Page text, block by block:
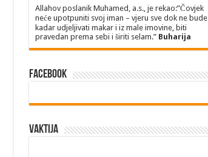
Allahov poslanik Muhamed, a.s., je rekao:”Čovjek
neće upotpuniti svoj iman – vjeru sve dok ne bude
kadar udjeljivati makar i iz male imovine, biti
pravedan prema sebi i širiti selam.” Buharija
Facebook
Vaktija